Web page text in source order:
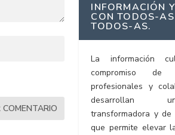
INFORMACIÓN
CON TODOS-
TODOS-AS.
La información
compromiso de
profesionales y
desarrollan
transformadora y de
que permite elevar